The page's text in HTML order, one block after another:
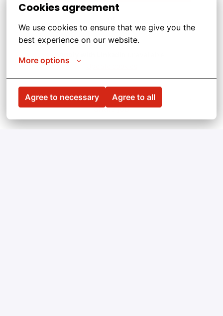
Cookies agreement
We use cookies to ensure that we give you the
best experience on our website.
More options
Agree to necessary Agree to all
Share job